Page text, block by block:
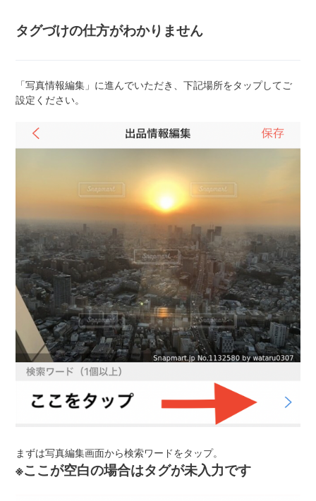
タグづけの仕方がわかりません
「写真情報編集」に進んでいただき、下記場所をタップしてご
設定ください。
まずは写真編集画面から検索ワードをタップ。
※ここが空白の場合はタグが未入力です